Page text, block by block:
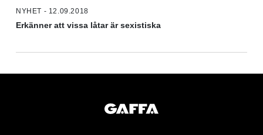
NYHET - 12.09.2018
Erkänner att vissa låtar är sexistiska